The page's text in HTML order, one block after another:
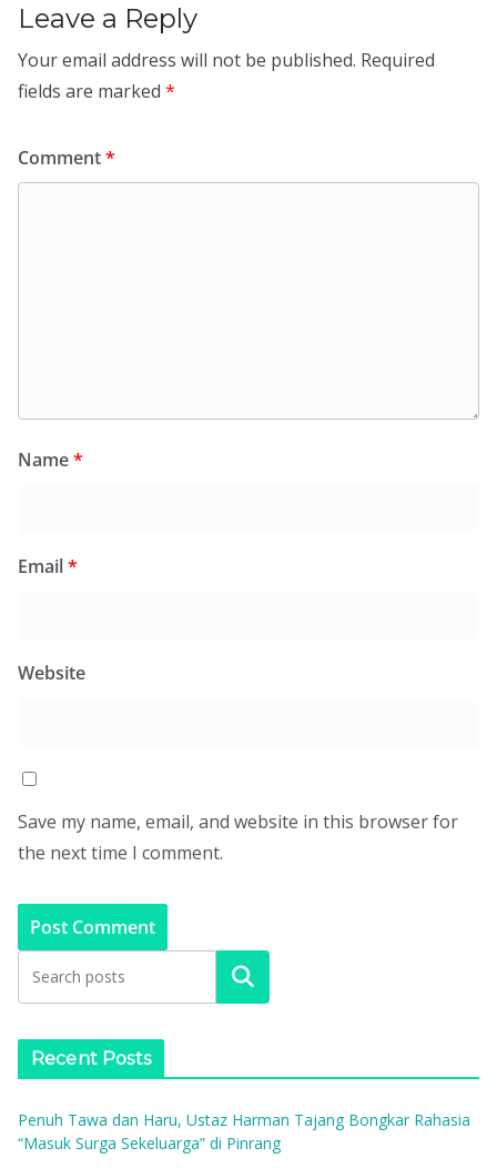
Leave a Reply
Your email address will not be published. Required
fields are marked *
Comment*
Name*
Email*
Website
Save my name, email, and website in this browser for
the next time I comment.
Search
Recent Posts
Penuh Tawa dan Haru, Ustaz Harman Tajang Bongkar Rahasia
“Masuk Surga Sekeluarga” di Pinrang